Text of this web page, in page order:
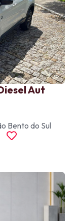
Aut
Bento do Sul